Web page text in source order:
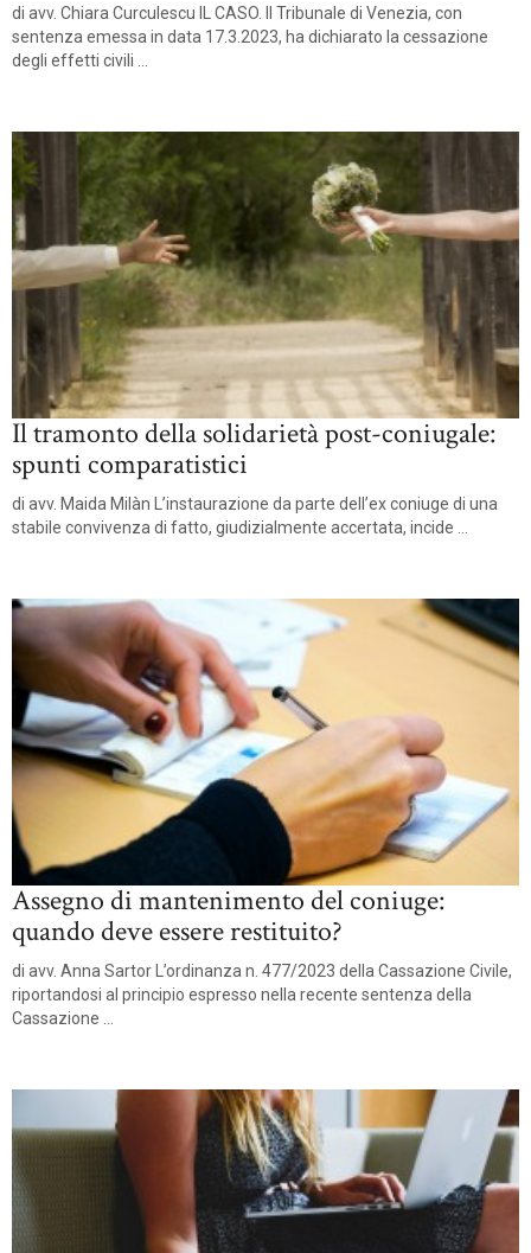
di avv. Chiara Curculescu IL CASO. Il Tribunale di Venezia, con
sentenza emessa in data 17.3.2023, ha dichiarato la cessazione
degli effetti civili ...
Il tramonto della solidarietà post-coniugale:
spunti comparatistici
di avv. Maida Milàn L’instaurazione da parte dell’ex coniuge di una
stabile convivenza di fatto, giudizialmente accertata, incide ...
Assegno di mantenimento del coniuge:
quando deve essere restituito?
di avv. Anna Sartor L’ordinanza n. 477/2023 della Cassazione Civile,
riportandosi al principio espresso nella recente sentenza della
Cassazione ...